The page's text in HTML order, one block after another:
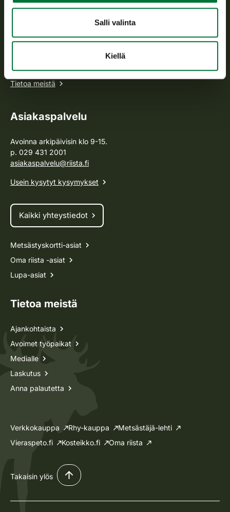
Salli valinta
Kiellä
Suomen riistakeskus
riistanhoitoyhdistysten toimintaa ja huolehtii riistapolitiikan
toimeenpanosta sekä vastaa sille säädetyistä julkisista
Tietoa meistä
Asiakaspalvelu
Avoinna arkipäivisin klo 9-15.
p. 029 431 2001
asiakaspalvelu@riista.fi
Usein kysytyt kysymykset
Kaikki yhteystiedot
Metsästyskortti-asiat
Oma riista -asiat
Lupa-asiat
Tietoa meistä
Ajankohtaista
Avoimet työpaikat
Medialle
Laskutus
Anna palautetta
Verkkokauppa Rhy-kauppa
Metsästäjä-lehti
Vieraspeto.fi
Kosteikko.fi Oma riista
Takaisin ylös